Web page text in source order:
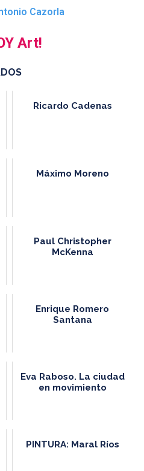
Cazorla
Art!
Ricardo Cadenas
Máximo Moreno
Paul Christopher
McKenna
Enrique Romero
Santana
Eva Raboso. La ciudad
en movimiento
PINTURA: Maral Ríos